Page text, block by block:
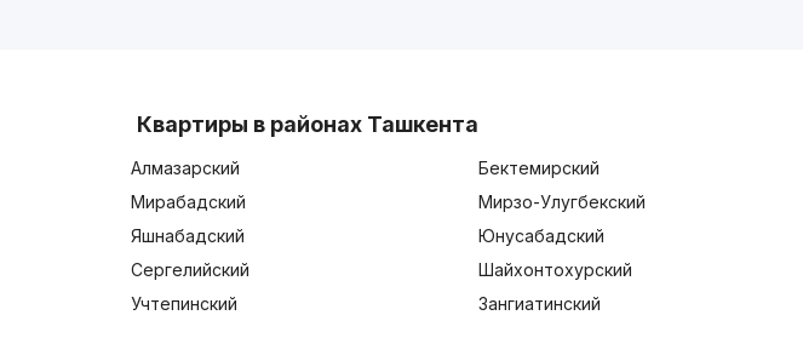
Квартиры в районах Ташкента
Алмазарский Бектемирский
Мирабадский
Мирзо-Улугбекский
Яшнабадский
Юнусабадский
Сергелийский
Шайхонтохурский
Учтепинский
Зангиатинский